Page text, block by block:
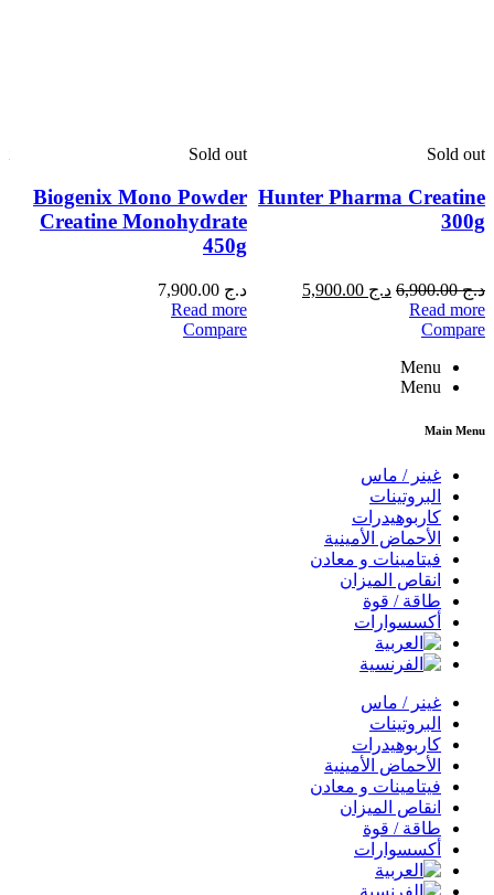
Sold out
Biogenix Mono Powder
Creatine Monohydrate
450g
د.ج
Read more
Compare
Sold out
Hunter Pharma Creatine
300g
د.ج6,900.00 د.ج
Read more
Compare
Menu
Menu
Main Menu
غينر / ماس
البروتينات
كاربوهيدرات
الأحماض الأمينية
فيتامينات و معادن
انقاص الميزان
طاقة / قوة
أكسسوارات
غينر / ماس
البروتينات
كاربوهيدرات
الأحماض الأمينية
فيتامينات و معادن
انقاص الميزان
طاقة / قوة
أكسسوارات